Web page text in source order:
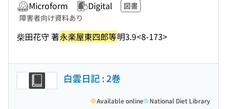
Microform Digital
図書
障害者向け資料あり
柴田花守 著永楽屋東四郎等明3.9<8-173>
白雲日記 : 2巻
Available online National Diet Library